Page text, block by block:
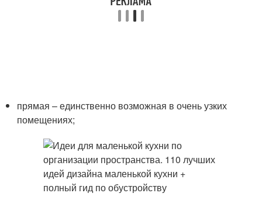
прямая – единственно возможная в очень узких
помещениях;